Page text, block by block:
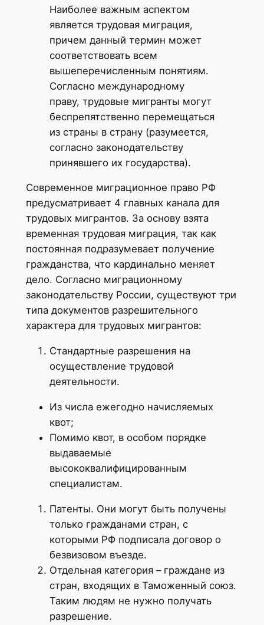
Наиболее важным аспектом
является трудовая миграция,
причем данный термин может
соответствовать всем
вышеперечисленным понятиям.
Согласно международному
праву, трудовые мигранты могут
беспрепятственно перемещаться
из страны в страну (разумеется,
согласно законодательству
принявшего их государства).
Современное миграционное право РФ
предусматривает 4 главных канала для
трудовых мигрантов. За основу взята
временная трудовая миграция, так как
постоянная подразумевает получение
гражданства, что кардинально меняет
дело. Согласно миграционному
законодательству России, существуют три
типа документов разрешительного
характера для трудовых мигрантов:
Стандартные разрешения на
осуществление трудовой
деятельности.
Из числа ежегодно начисляемых
квот;
Помимо квот, в особом порядке
выдаваемые
высококвалифицированным
специалистам.
Патенты. Они могут быть получены
только гражданами стран, с
которыми РФ подписала договор о
безвизовом въезде.
Отдельная категория – граждане из
стран, входящих в Таможенный союз.
Таким людям не нужно получать
разрешение.